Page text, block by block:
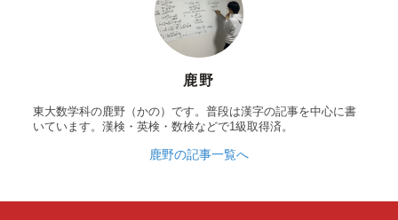
鹿野
東大数学科の鹿野（かの）です。普段は漢字の記事を中心に書
いています。漢検・英検・数検などで1級取得済。
鹿野の記事一覧へ